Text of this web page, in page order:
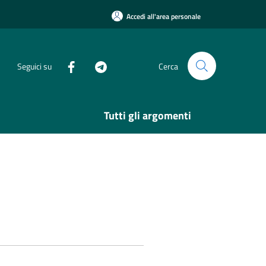
Accedi all'area personale
Seguici su Cerca
Tutti gli argomenti